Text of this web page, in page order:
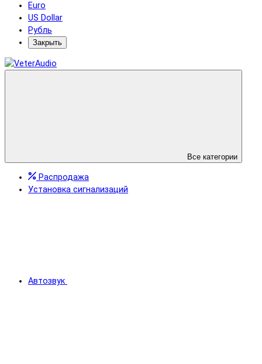
Euro
US Dollar
Рубль
Закрыть
Все категории
Распродажа
Установка сигнализаций
Автозвук